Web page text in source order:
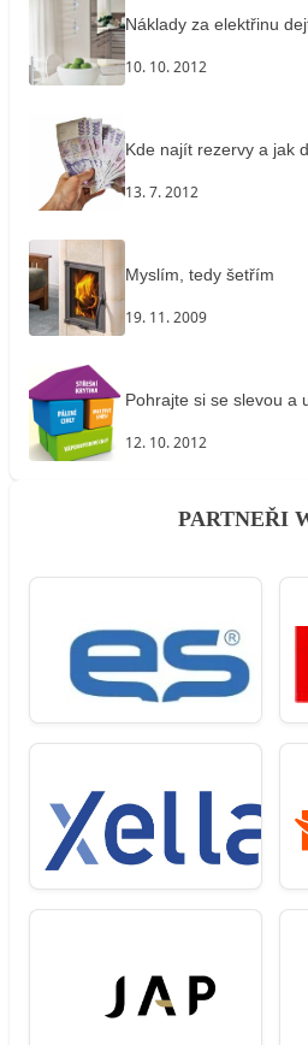
Náklady za elektřinu
10. 10. 2012
Kde najít rezervy a jak
13. 7. 2012
Myslím, tedy šetřím
19. 11. 2009
Pohrajte si se slevou a
12. 10. 2012
PARTNEŘI